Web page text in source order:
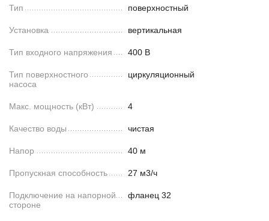
Тип поверхностный
Установка вертикальная
Тип входного напряжения 400 В
Тип поверхностного
насоса
циркуляционный
Макс. мощность (кВт) 4
Качество воды чистая
Напор 40 м
Пропускная способность 27 м3/ч
Подключение на напорной
стороне
фланец 32